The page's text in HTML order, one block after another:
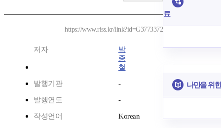
https://www.riss.kr/link?id=G3773372
저자
박
종
철
발행기관 -
발행연도 -
작성언어 Korean
료
나만을 위